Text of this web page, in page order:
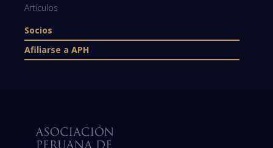
Artículos
Socios
Afiliarse a APH